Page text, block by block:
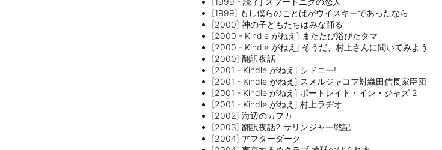
[1999] もし僕らのことばがウイスキーであったなら
[2000] 神の子どもたちはみな踊る
[2000 - Kindle がねえ] またたび浴びたタマ
[2000 - Kindle がねえ] そうだ、村上さんに聞いてみよう
[2000] 翻訳夜話
[2001 - Kindle がねえ] シドニー!
[2001 - Kindle がねえ] スメルジャコフ対織田信長家臣団
[2001 - Kindle がねえ] ポートレイト・イン・ジャズ 2
[2001 - Kindle がねえ] 村上ラヂオ
[2002] 海辺のカフカ
[2003] 翻訳夜話2 サリンジャー戦記
[2004] アフターダーク